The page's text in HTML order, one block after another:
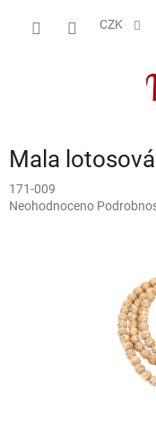
CZK
Mala
171-009
Průměrné
Neohodnoceno